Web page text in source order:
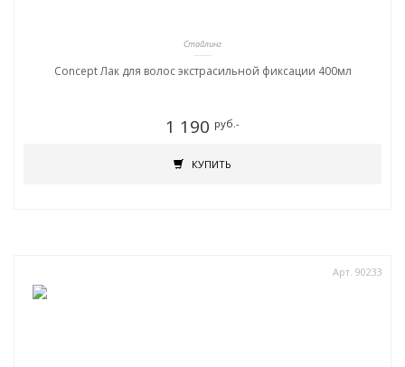
Стайлинг
Concept Лак для волос экстрасильной фиксации 400мл
1 190 руб.-
КУПИТЬ
Арт. 90233